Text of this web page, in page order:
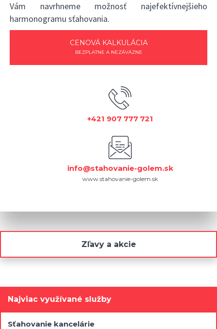
Vám navrhneme možnosť najefektívnejšieho
harmonogramu sťahovania.
CENOVÁ KALKULÁCIA
BEZPLATNE A NEZÁVÄZNE
+421 907 777 721
info@stahovanie-golem.sk
www.stahovanie-golem.sk
Zľavy a akcie
Najviac využívané služby
Sťahovanie kancelárie